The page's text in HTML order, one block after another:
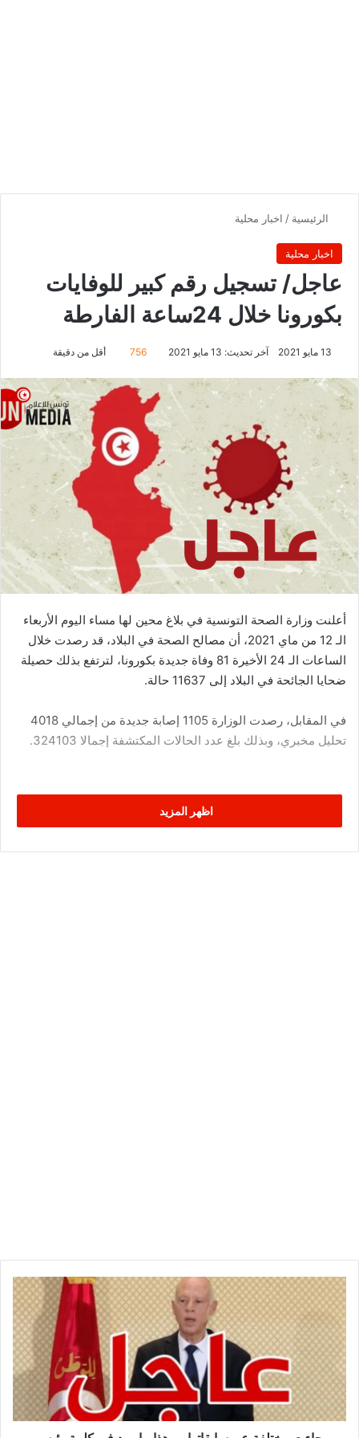
الرئيسية / اخبار محلية
اخبار محلية
عاجل/ تسجيل رقم كبير للوفايات
بكورونا خلال 24ساعة الفارطة
13 مايو 2021 آخر تحديث: 13 مايو 2021 756 أقل من دقيقة
أعلنت وزارة الصحة التونسية في بلاغ محين لها مساء اليوم الأربعاء
الـ 12 من ماي 2021، أن مصالح الصحة في البلاد، قد رصدت خلال
الساعات الـ 24 الأخيرة 81 وفاة جديدة بكورونا، لترتفع بذلك حصيلة
ضحايا الجائحة في البلاد إلى 11637 حالة.
في المقابل، رصدت الوزارة 1105 إصابة جديدة من إجمالي 4018
تحليل مخبري، وبذلك بلغ عدد الحالات المكتشفة إجمالا 324103.
اظهر المزيد
ج
ا
ء
ت
م
خ
ت
ل
ف